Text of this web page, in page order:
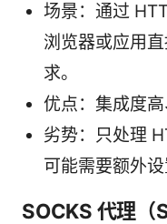
场景：通过
浏览器或应用
求。
优点：集成度高
劣势：只处理
可能需要额外设
SOCKS 代理（